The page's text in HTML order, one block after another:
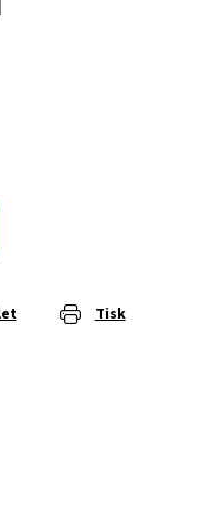
Tisk